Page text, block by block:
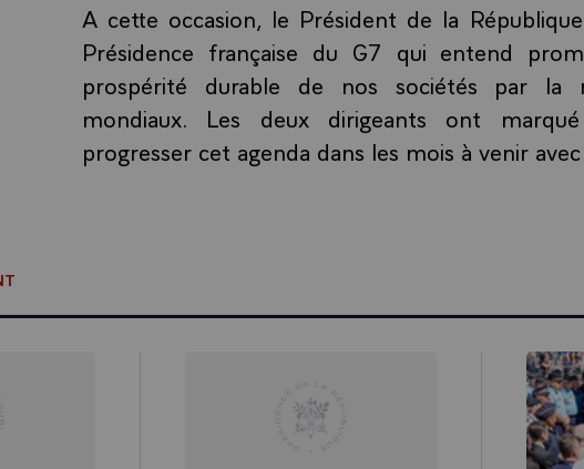
A cette occasion, le Président de la
Présidence française du G7 qui entend
prospérité durable de nos sociétés par la
mondiaux. Les deux dirigeants ont
progresser cet agenda dans les mois à venir